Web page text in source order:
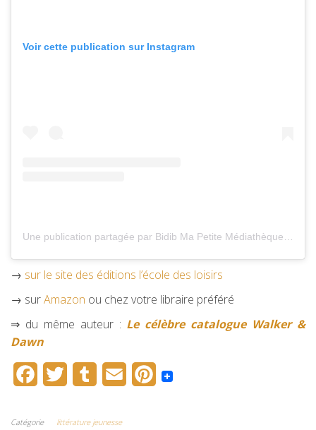
Voir cette publication sur Instagram
→ sur le site des éditions l’école des loisirs
→ surAmazon ou chez votre libraire préféré
⇒ du même auteur : Le célèbre catalogue Walker &
Dawn
c
i
m
P
Catégorie littérature jeunesse